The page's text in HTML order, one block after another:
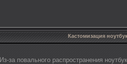
Кастомизация
Из-за повального распространения